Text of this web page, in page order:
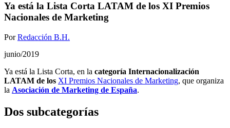
Ya está la Lista Corta LATAM de los XI Premios
Nacionales de Marketing
PorRedacción B.H.
junio/2019
Ya está la Lista Corta, en la categoría Internacionalización
LATAM de los XI Premios Nacionales de Marketing, que organiza
la Asociación de Marketing de España.
Dos subcategorías